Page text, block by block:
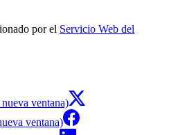
por el Servicio Web del
ventana)
ventana)